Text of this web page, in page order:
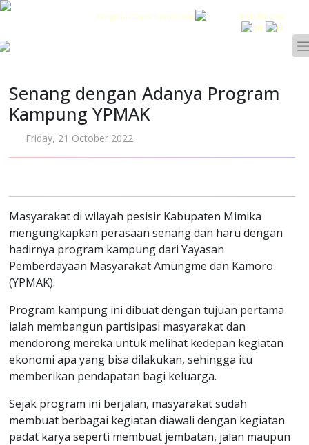
Pengelola Dana Kemitraan Pilih Bahasa :
Senang dengan Adanya Program
Kampung YPMAK
Friday, 21 October 2022
Masyarakat di wilayah pesisir Kabupaten Mimika
mengungkapkan perasaan senang dan haru dengan
hadirnya program kampung dari Yayasan
Pemberdayaan Masyarakat Amungme dan Kamoro
(YPMAK).
Program kampung ini dibuat dengan tujuan pertama
ialah membangun partisipasi masyarakat dan
mendorong mereka untuk melihat kedepan kegiatan
ekonomi apa yang bisa dilakukan, sehingga itu
memberikan pendapatan bagi keluarga.
Sejak program ini berjalan, masyarakat sudah
membuat berbagai kegiatan diawali dengan kegiatan
padat karya seperti membuat jembatan, jalan maupun